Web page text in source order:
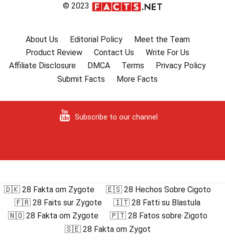
© 2023
About Us Editorial Policy
Meet the Team
Product Review
Contact Us
Write For Us
Affiliate Disclosure
DMCA Terms
Privacy Policy
Submit Facts
More Facts
Subscribe to our channel
🇩🇰 28 Fakta om Zygote
🇪🇸 28 Hechos Sobre Cigoto
🇫🇷 28 Faits sur Zygote
🇮🇹 28 Fatti su Blastula
🇳🇴 28 Fakta om Zygote
🇵🇹 28 Fatos sobre Zigoto
🇸🇪 28 Fakta om Zygot